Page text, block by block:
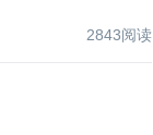
2843阅读